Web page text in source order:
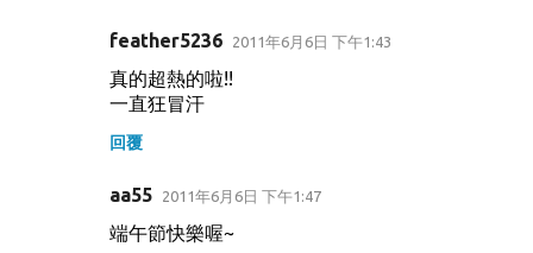
feather5236 2011年6月6日 下午1:43
真的超熱的啦!!
一直狂冒汗
回覆
aa55 2011年6月6日 下午1:47
端午節快樂喔~